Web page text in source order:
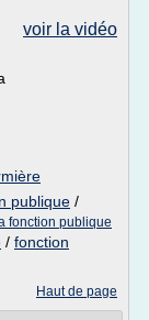
voir la vidéo
publique /
fonction publique
/ fonction
Haut de page